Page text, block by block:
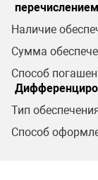
Наличие
Сумма
Способ
Тип
Способ